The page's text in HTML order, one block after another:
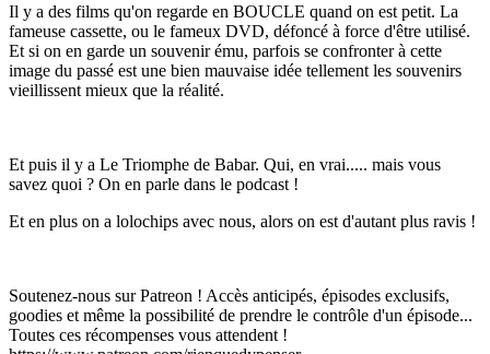
Il y a des films qu'on regarde en BOUCLE quand on est petit. La
fameuse cassette, ou le fameux DVD, défoncé à force d'être utilisé.
Et si on en garde un souvenir ému, parfois se confronter à cette
image du passé est une bien mauvaise idée tellement les souvenirs
vieillissent mieux que la réalité.
Et puis il y a Le Triomphe de Babar. Qui, en vrai..... mais vous
savez quoi ? On en parle dans le podcast !
Et en plus on a lolochips avec nous, alors on est d'autant plus ravis !
Soutenez-nous sur Patreon ! Accès anticipés, épisodes exclusifs,
goodies et même la possibilité de prendre le contrôle d'un épisode...
Toutes ces récompenses vous attendent !